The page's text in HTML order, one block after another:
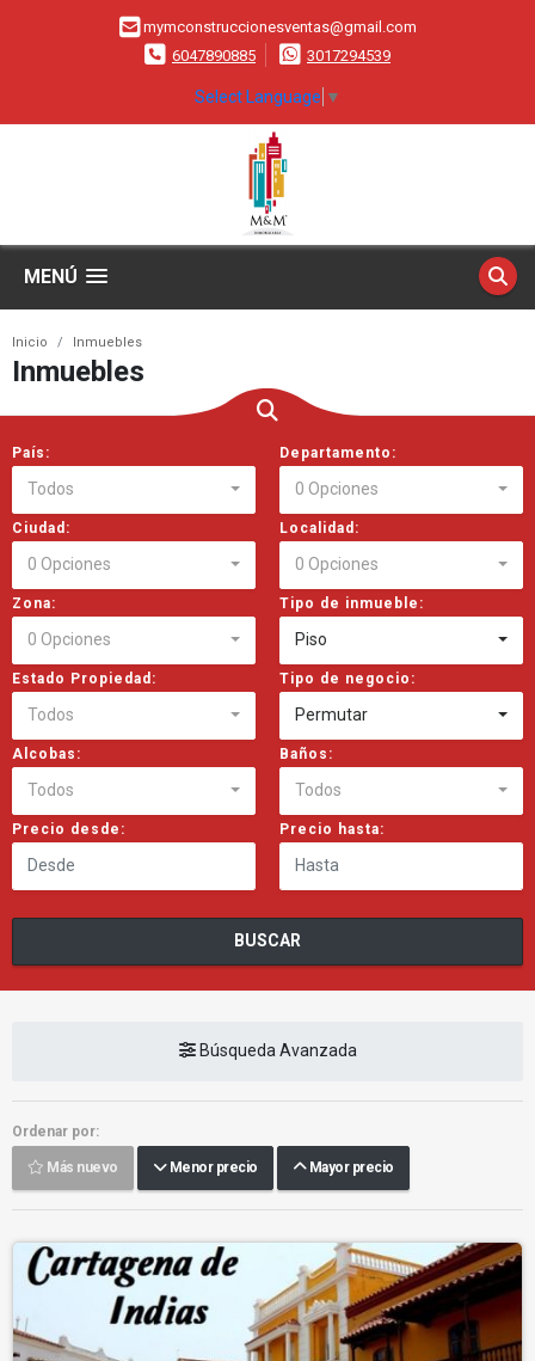
mymconstruccionesventas@gmail.com
6047890885
3017294539
Select Language ▼
MENÚ
Inicio Inmuebles
Inmuebles
País:
Todos
Departamento:
0 Opciones
Ciudad:
0 Opciones
Localidad:
0 Opciones
Zona:
0 Opciones
Tipo de inmueble:
Piso
Estado Propiedad:
Todos
Tipo de negocio:
Permutar
Alcobas:
Todos
Baños:
Todos
Precio desde: Precio hasta:
BUSCAR
Búsqueda Avanzada
Ordenar por:
Más nuevo Menor precio Mayor precio